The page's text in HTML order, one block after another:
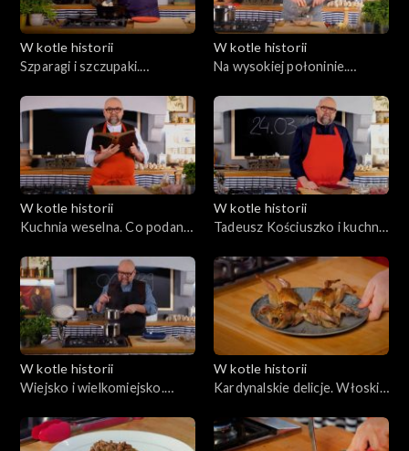
W kotle historii
Szparagi i szczupaki.
W kotle historii
Na wysokiej połoninie.
Czeremoszu
W kotle historii
Kuchnia weselna. Co podano
W kotle historii
Tadeusz Kościuszko i kuchnia
W kotle historii
Wiejsko i wielkomiejsko.
Chopina?
W kotle historii
Kardynalskie delicje. Włoski